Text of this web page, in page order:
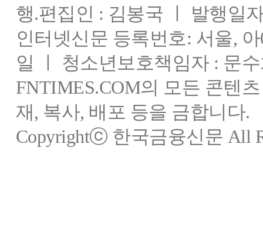
행.편집인 : 김봉국 ㅣ 발행일
인터넷신문 등록번호: 서울,
일 ㅣ 청소년보호책임자 : 문
FNTIMES.COM의 모든 콘텐
재, 복사, 배포 등을 금합니다.
Copyrightⓒ 한국금융신문 All